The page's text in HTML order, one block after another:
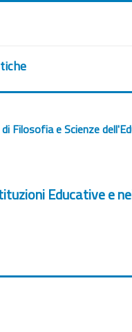
Filosofia e Scienze
Educative e